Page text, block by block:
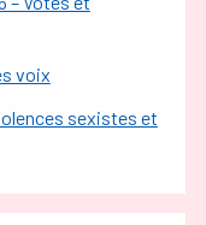
voix
sexistes et